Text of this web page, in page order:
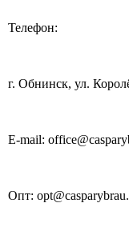
Телефон:
г. Обнинск, ул.
E-mail:
Опт: